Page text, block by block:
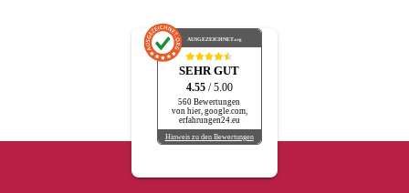
AUSGEZEICHNET.org
SEHR GUT
4.55 / 5.00
560 Bewertungen
von hier, google.com,
erfahrungen24.eu
Hinweis zu den Bewertungen